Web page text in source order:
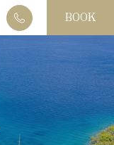
BOOK